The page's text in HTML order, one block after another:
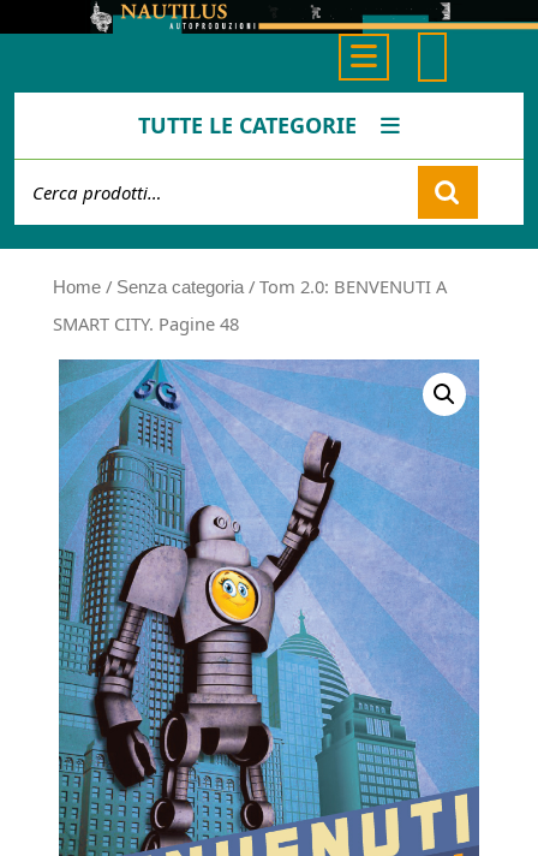
Button
TUTTE LE CATEGORIE
Cart
Home / Senza categoria / Tom 2.0: BENVENUTI A
SMART CITY. Pagine 48